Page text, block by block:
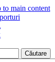
to main content
Căutare